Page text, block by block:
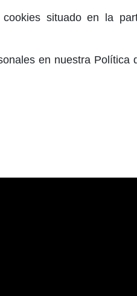
situado en la
en nuestra Política